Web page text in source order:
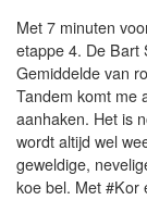
Met 7 minuten
etappe 4. De Bart
Gemiddelde van
Tandem komt me
aanhaken. Het is
wordt altijd wel
geweldige,
koe bel. Met #Kor